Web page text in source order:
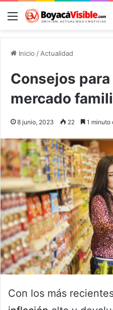
Menú
Inicio / Actualidad
Consejos
mercado
8 junio, 2023 22 1 minuto
Con los más